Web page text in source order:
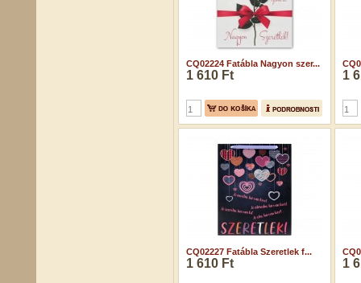
CQ02224 Fatábla Nagyon szer...
1 610 Ft 1
CQ02227 Fatábla Szeretlek f...
1 610 Ft 1